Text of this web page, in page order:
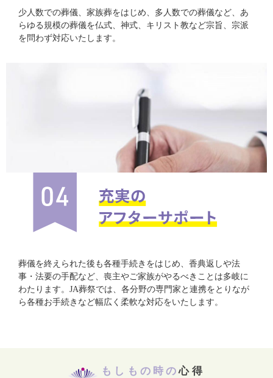
少人数での葬儀、家族葬をはじめ、多人数での葬儀など、あ
らゆる規模の葬儀を仏式、神式、キリスト教など宗旨、宗派
を問わず対応いたします。
葬儀を終えられた後も各種手続きをはじめ、香典返しや法
事・法要の手配など、喪主やご家族がやるべきことは多岐に
わたります。JA葬祭では、各分野の専門家と連携をとりなが
ら各種お手続きなど幅広く柔軟な対応をいたします。
もしもの時の心得